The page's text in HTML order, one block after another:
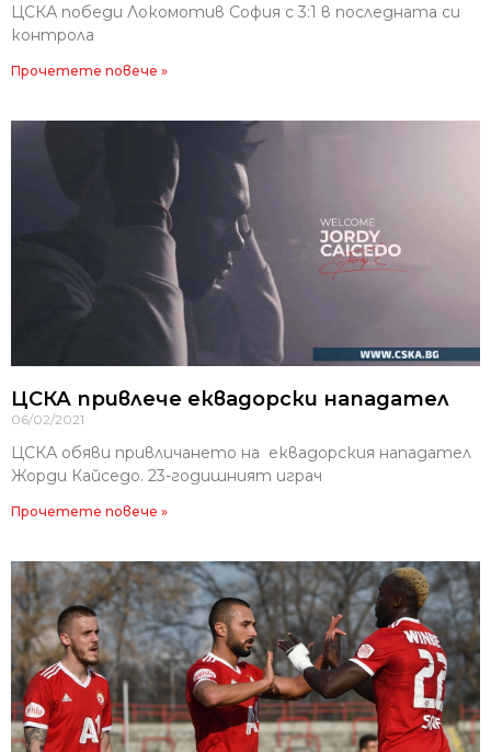
ЦСКА победи Локомотив София с 3:1 в последната си
контрола
Прочетете повече »
ЦСКА привлече еквадорски нападател
06/02/2021
ЦСКА обяви привличането на еквадорския нападател
Жорди Кайседо. 23-годишният играч
Прочетете повече »